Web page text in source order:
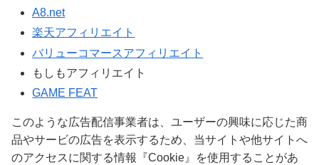
A8.net
楽天アフィリエイト
バリューコマースアフィリエイト
もしもアフィリエイト
GAME FEAT
このような広告配信事業者は、ユーザーの興味に応じた商
品やサービの広告を表示するため、当サイトや他サイトへ
のアクセスに関する情報『Cookie』を使用することがあ